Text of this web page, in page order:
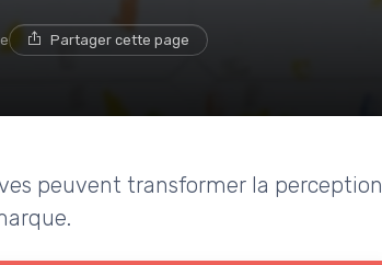
Partager cette page
peuvent transformer la perception